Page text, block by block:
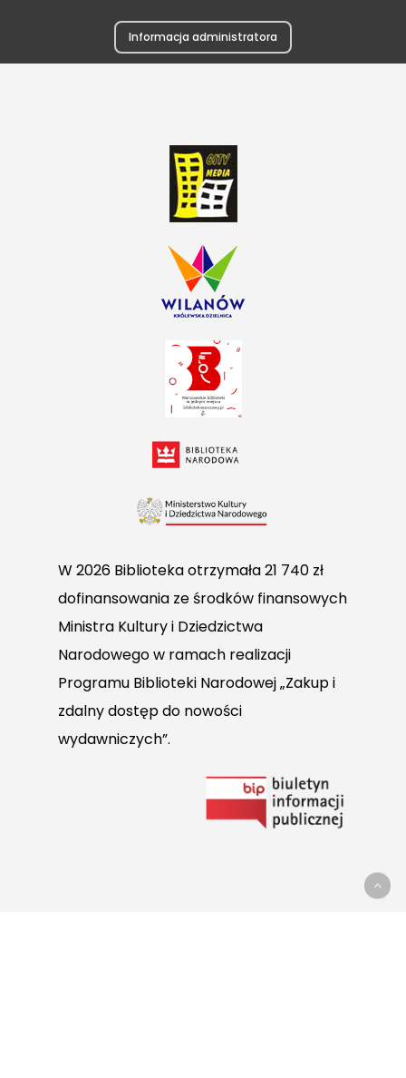
Informacja administratora
W 2026 Biblioteka otrzymała 21 740 zł
dofinansowania ze środków finansowych
Ministra Kultury i Dziedzictwa
Narodowego w ramach realizacji
Programu Biblioteki Narodowej „Zakup i
zdalny dostęp do nowości
wydawniczych”.
do